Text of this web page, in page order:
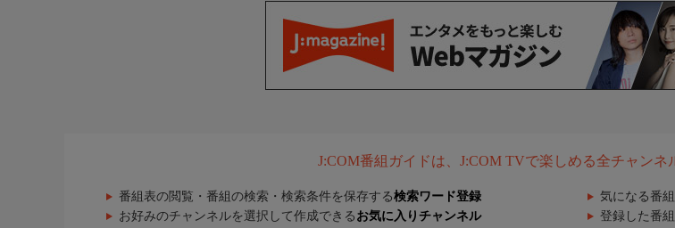
J:COM番組ガイドは、J:COM TVで楽しめる全チャンネ
番組表の閲覧・番組の検索・検索条件を保存する検索ワード登録 気になる番
お好みのチャンネルを選択して作成できる お気に入りチャンネル 登録した番